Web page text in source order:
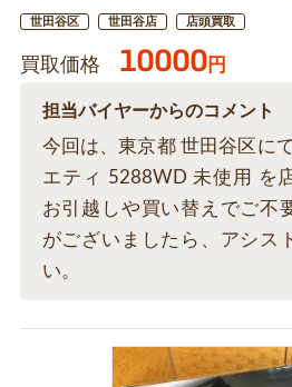
世田谷区 世田谷店 店頭買取
買取価格 10000円
担当バイヤーからのコメント
今回は、東京都 世田谷区に
エティ 5288WD 未使用 を
お引越しや買い替えでご不
がございましたら、アシス
い。